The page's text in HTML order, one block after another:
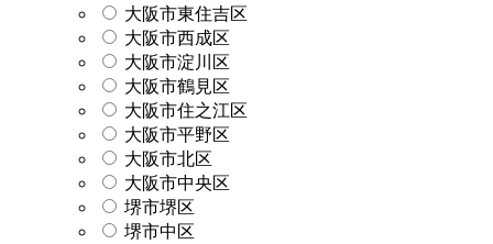
大阪市東住吉区
大阪市西成区
大阪市淀川区
大阪市鶴見区
大阪市住之江区
大阪市平野区
大阪市北区
大阪市中央区
堺市堺区
堺市中区